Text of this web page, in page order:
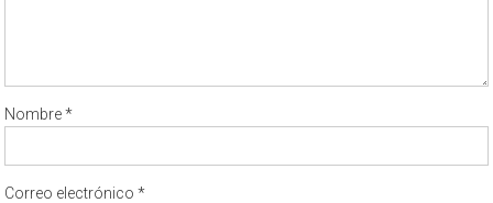
Nombre*
Correo electrónico*